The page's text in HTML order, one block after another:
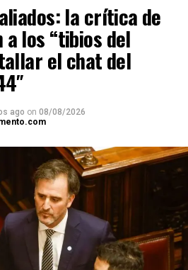
la crítica de
a los “tibios del
el chat del
ago on 08/08/2026